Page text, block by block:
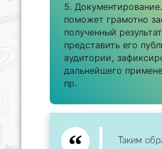
поможет грамотно
полученный
представить его
аудитории,
дальнейшего
пр.
Таким